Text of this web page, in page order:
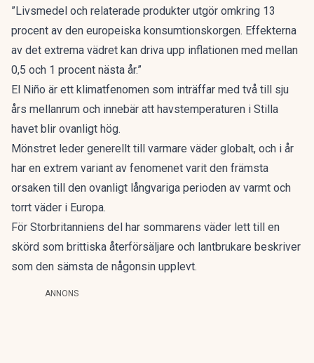
”Livsmedel och relaterade produkter utgör omkring 13
procent av den europeiska konsumtionskorgen. Effekterna
av det extrema vädret kan driva upp inflationen med mellan
0,5 och 1 procent nästa år.”
El Niño är ett klimatfenomen som inträffar med två till sju
års mellanrum och innebär att havstemperaturen i Stilla
havet blir ovanligt hög.
Mönstret leder generellt till varmare väder globalt, och i år
har en extrem variant av fenomenet varit den främsta
orsaken till den ovanligt långvariga perioden av varmt och
torrt väder i Europa.
För Storbritanniens del har sommarens väder lett till en
skörd som brittiska återförsäljare och lantbrukare beskriver
som den sämsta de någonsin upplevt.
ANNONS